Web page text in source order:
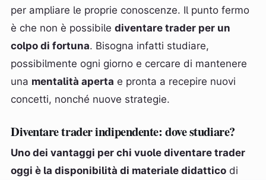
per ampliare le proprie conoscenze. Il punto fermo
è che non è possibile diventare trader per un
colpo di fortuna. Bisogna infatti studiare,
possibilmente ogni giorno e cercare di mantenere
una mentalità aperta e pronta a recepire nuovi
concetti, nonché nuove strategie.
Diventare trader indipendente: dove studiare?
Uno dei vantaggi per chi vuole diventare trader
oggi è la disponibilità di materiale didattico di